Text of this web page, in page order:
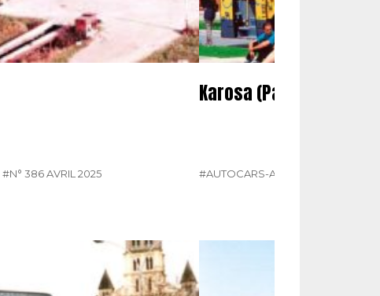
#N° 386 AVRIL 2025
Karosa (Partie 2)
#AUTOCARS-AUTOBUS